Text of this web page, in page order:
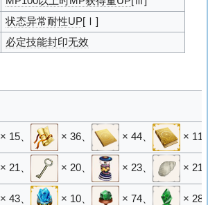
状态异常耐性UP[Ⅰ]
必定技能封印无效
× 15、 × 36、 × 44、 × 11
× 21 × 20、 × 23、 × 21
× 43、 × 10、 × 74、 × 28